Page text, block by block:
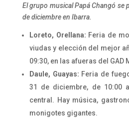
El grupo musical Papá Changó se
de diciembre en Ibarra.
Loreto, Orellana: Feria de
viudas y elección del mejor
09:30, en las afueras del GAD
Daule, Guayas: Feria de
31 de diciembre, de 10:00
central. Hay música,
monigotes gigantes.